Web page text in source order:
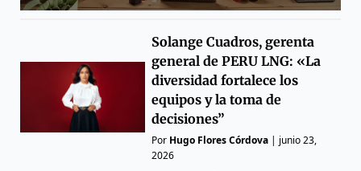
Solange Cuadros, gerenta
general de PERU LNG: «La
diversidad fortalece los
equipos y la toma de
decisiones”
Por Hugo Flores Córdova | junio 23,
2026